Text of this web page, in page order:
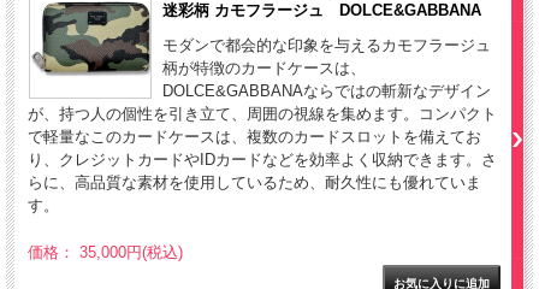
迷彩柄 カモフラージュ DOLCE&GABBANA
モダンで都会的な印象を与えるカモフラージュ
柄が特徴のカードケースは、
DOLCE&GABBANAならではの斬新なデザイン
が、持つ人の個性を引き立て、周囲の視線を集めます。コンパクト
で軽量なこのカードケースは、複数のカードスロットを備えてお
り、クレジットカードやIDカードなどを効率よく収納できます。さ
らに、高品質な素材を使用しているため、耐久性にも優れていま
す。
価格： 35,000円(税込)